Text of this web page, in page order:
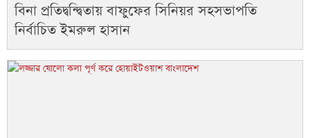
বিনা প্রতিদ্বন্দ্বিতায় বাফুফের সিনিয়র সহসভাপতি
নির্বাচিত ইমরুল হাসান